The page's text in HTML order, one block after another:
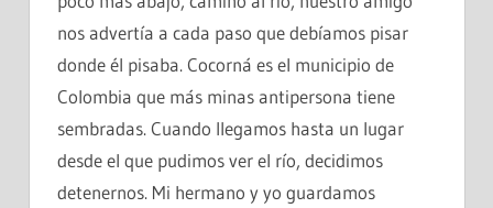
nos advertía a cada paso que debíamos pisar
donde él pisaba. Cocorná es el municipio de
Colombia que más minas antipersona tiene
sembradas. Cuando llegamos hasta un lugar
desde el que pudimos ver el río, decidimos
detenernos. Mi hermano y yo guardamos